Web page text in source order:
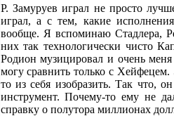
Р. Замуруев играл не просто
играл, а с тем, какие
вообще. Я вспоминаю Стадлера,
них так технологически чисто
Родион музицировал и очень
могу сравнить только с
то из себя изобразить. Так что,
инструмент. Почему-то ему не
справку о полутора миллионах